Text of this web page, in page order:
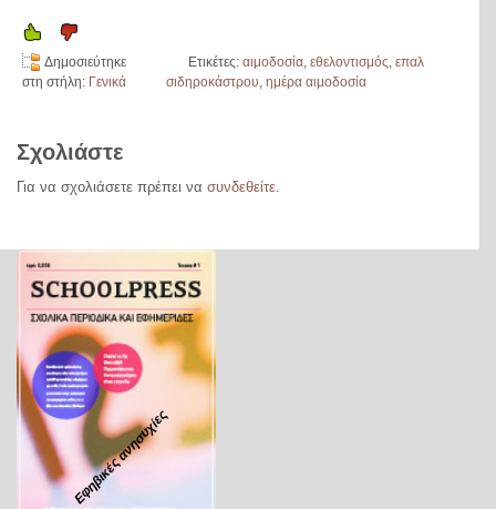
Δημοσιεύτηκε
στη στήλη: Γενικά
Ετικέτες: αιμοδοσία, εθελοντισμός, επαλ
σιδηροκάστρου, ημέρα αιμοδοσία
Σχολιάστε
Για να σχολιάσετε πρέπει να συνδεθείτε.
Εφηβικές ανησυχίες